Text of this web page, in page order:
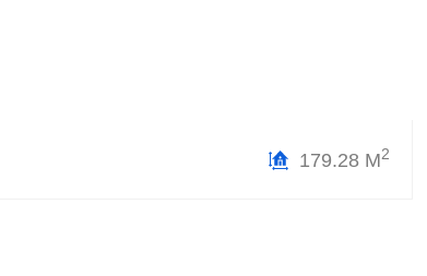
179.28 М2